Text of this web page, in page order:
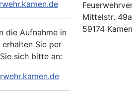
Mittelstr. 49a
59174 Kamen
die Aufnahme in
erhalten Sie per
sich bitte an: